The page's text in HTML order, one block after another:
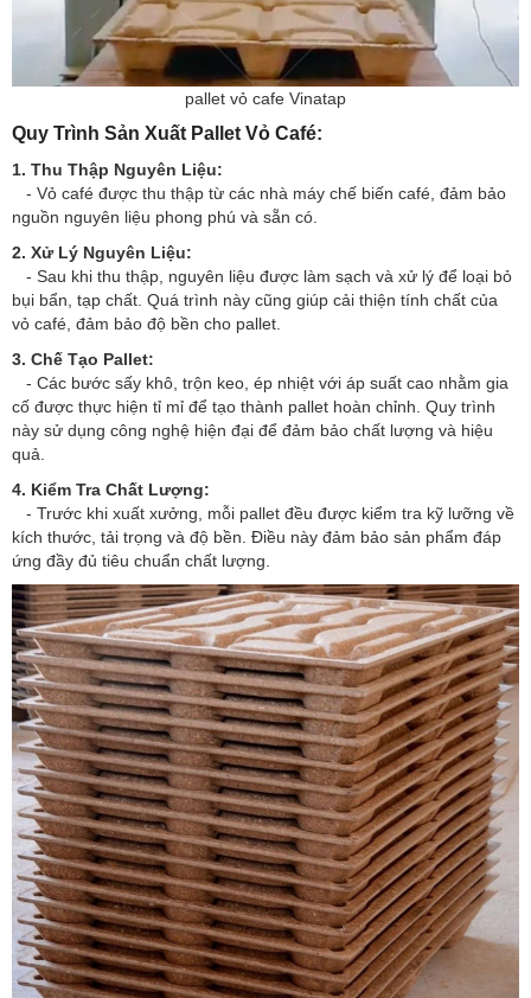
pallet vỏ cafe Vinatap
Quy Trình Sản Xuất Pallet Vỏ Café:
1. Thu Thập Nguyên Liệu:
- Vỏ café được thu thập từ các nhà máy chế biến café, đảm bảo
nguồn nguyên liệu phong phú và sẵn có.
2. Xử Lý Nguyên Liệu:
- Sau khi thu thập, nguyên liệu được làm sạch và xử lý để loại bỏ
bụi bẩn, tạp chất. Quá trình này cũng giúp cải thiện tính chất của
vỏ café, đảm bảo độ bền cho pallet.
3. Chế Tạo Pallet:
- Các bước sấy khô, trộn keo, ép nhiệt với áp suất cao nhằm gia
cố được thực hiện tỉ mỉ để tạo thành pallet hoàn chỉnh. Quy trình
này sử dụng công nghệ hiện đại để đảm bảo chất lượng và hiệu
quả.
4. Kiểm Tra Chất Lượng:
- Trước khi xuất xưởng, mỗi pallet đều được kiểm tra kỹ lưỡng về
kích thước, tải trọng và độ bền. Điều này đảm bảo sản phẩm đáp
ứng đầy đủ tiêu chuẩn chất lượng.